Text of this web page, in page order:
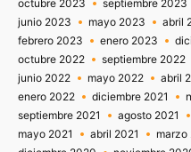
octubre 2023
septiembre 2023
junio 2023
mayo 2023 abril
febrero 2023
enero 2023
octubre 2022
septiembre 2022
junio 2022
mayo 2022 abril
enero 2022
diciembre 2021
septiembre 2021
agosto 2021
mayo 2021
abril 2021 marzo